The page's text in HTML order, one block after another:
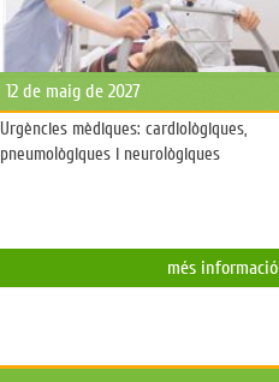
12 de maig de 2027
Urgències mèdiques: cardiològiques,
pneumològiques i neurològiques
més informació